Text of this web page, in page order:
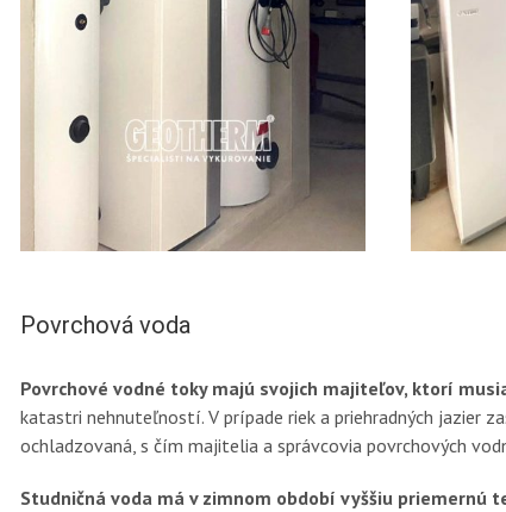
Povrchová voda
Povrchové vodné toky majú svojich majiteľov, ktorí
katastri nehnuteľností. V prípade riek a priehradných jazier
ochladzovaná, s čím majitelia a správcovia povrchových
Studničná voda má v zimnom období vyššiu